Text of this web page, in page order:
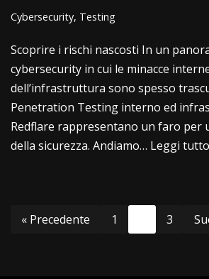
Cybersecurity, Testing
Scoprire i rischi nascosti In un
cybersecurity in cui le minacce
dell’infrastruttura sono spesso
Penetration Testing interno ed
Redflare rappresentano un faro per
della sicurezza. Andiamo… Leggi
« Precedente 1 3